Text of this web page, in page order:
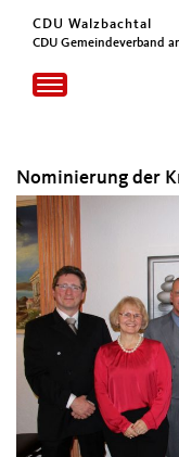
CDU Walzbachtal
CDU Gemeindeverband
Toggle
navigation
Nominierung der